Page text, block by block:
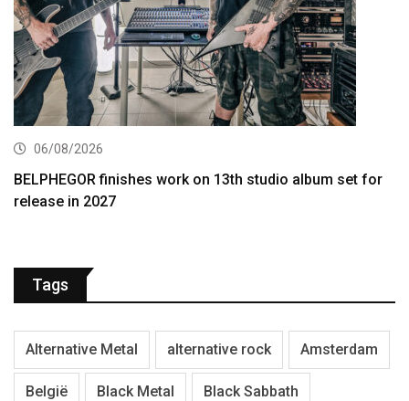
06/08/2026
BELPHEGOR finishes work on 13th studio album set for
release in 2027
Tags
Alternative Metal alternative rock Amsterdam
België Black Metal Black Sabbath